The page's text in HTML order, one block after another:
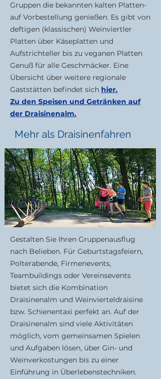
Gruppen die bekannten kalten Platten-
auf Vorbestellung genießen. Es gibt von
deftigen (klassischen) Weinviertler
Platten über Käseplatten und
Aufstrichteller bis zu veganen Platten
Genuß für alle Geschmäcker. Eine
Übersicht über weitere regionale
Gaststätten befindet sich hier.
Zu den Speisen und Getränken auf
der Draisinenalm.
Mehr als Draisinenfahren
Gestalten Sie Ihren Gruppenausflug
nach Belieben. Für Geburtstagsfeiern,
Polterabende, Firmenevents,
Teambuildings oder Vereinsevents
bietet sich die Kombination
Draisinenalm und Weinvierteldraisine
bzw. Schienentaxi perfekt an. Auf der
Draisinenalm sind viele Aktivitäten
möglich, vom gemeinsamen Spielen
und Aufgaben lösen, über Gin- und
Weinverkostungen bis zu einer
Einführung in Überlebenstechniken.